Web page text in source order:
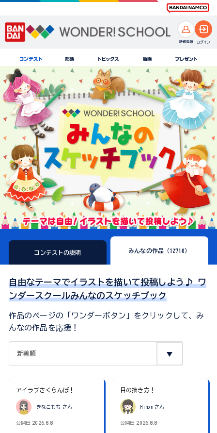
コンテストの説明 みんなの作品（12710）
自由なテーマでイラストを描いて投稿しよう♪ ワ
ンダースクールみんなのスケッチブック
作品のページの「ワンダーボタン」をクリックして、み
んなの作品を応援！
アイラブさくらんぼ！
きなこもち さん
公開日 2026.8.8
目の描き方！
Hinon さん
公開日 2026.8.8